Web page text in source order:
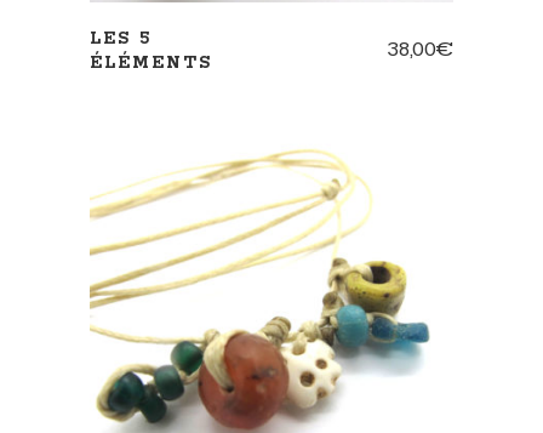
LES 5
ÉLÉMENTS
38,00€
AJOUTER AU PANIER